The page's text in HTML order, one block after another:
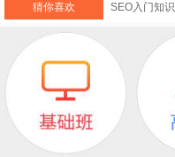
猜你喜欢 SEO入门知识